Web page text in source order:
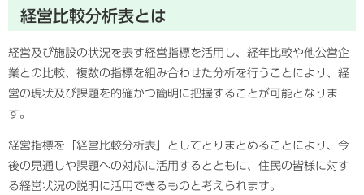
経営比較分析表とは
経営及び施設の状況を表す経営指標を活用し、経年比較や他公営企
業との比較、複数の指標を組み合わせた分析を行うことにより、経
営の現状及び課題を的確かつ簡明に把握することが可能となりま
す。
経営指標を「経営比較分析表」としてとりまとめることにより、今
後の見通しや課題への対応に活用するとともに、住民の皆様に対す
る経営状況の説明に活用できるものと考えられます。